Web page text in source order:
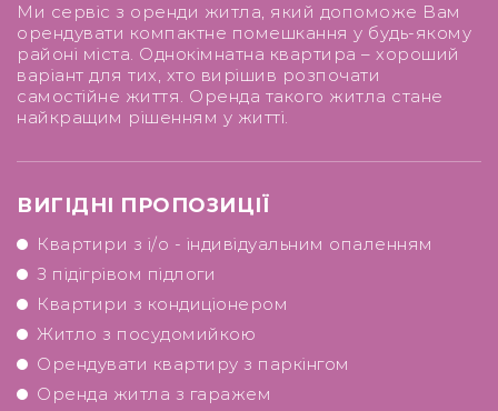
Ми сервіс з оренди житла, який допоможе Вам
орендувати компактне помешкання у будь-якому
районі міста. Однокімнатна квартира – хороший
варіант для тих, хто вирішив розпочати
самостійне життя. Оренда такого житла стане
найкращим рішенням у житті.
ВИГІДНІ ПРОПОЗИЦІЇ
Квартири з і/о - індивідуальним опаленням
З підігрівом підлоги
Квартири з кондиціонером
Житло з посудомийкою
Орендувати квартиру з паркінгом
Оренда житла з гаражем